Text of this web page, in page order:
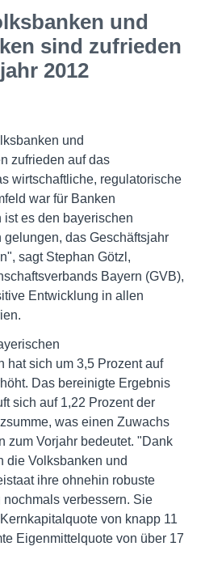
und
sind zufrieden
2012
und
zufrieden auf das
wirtschaftliche, regulatorische
war für Banken
es den bayerischen
gelungen, das Geschäftsjahr
sagt Stephan Götzl,
Bayern (GVB),
Entwicklung in allen
hat sich um 3,5 Prozent auf
Das bereinigte Ergebnis
sich auf 1,22 Prozent der
was einen Zuwachs
zum Vorjahr bedeutet. "Dank
die Volksbanken und
ihre ohnehin robuste
verbessern. Sie
von knapp 11
Eigenmittelquote von über 17